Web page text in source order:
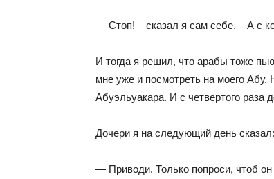
— Стоп! – сказал я сам себе. – А с
И тогда я решил, что арабы тоже
мне уже и посмотреть на моего Абу.
Абуэльуакара. И с четвертого раза
Дочери я на следующий день сказал:
— Приводи. Только попроси, чтоб